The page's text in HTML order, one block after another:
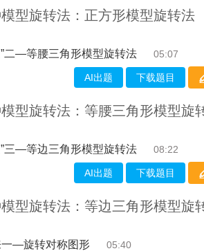
型旋转法：正方形模型旋转法
”二—等腰三角形模型旋转法 05:07
AI出题 下载题目
型旋转法：等腰三角形模型旋
”三—等边三角形模型旋转法 08:22
AI出题 下载题目
型旋转法：等边三角形模型旋
一—旋转对称图形 05:40